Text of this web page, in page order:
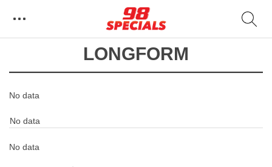
LONGFORM
No data
No data
No data